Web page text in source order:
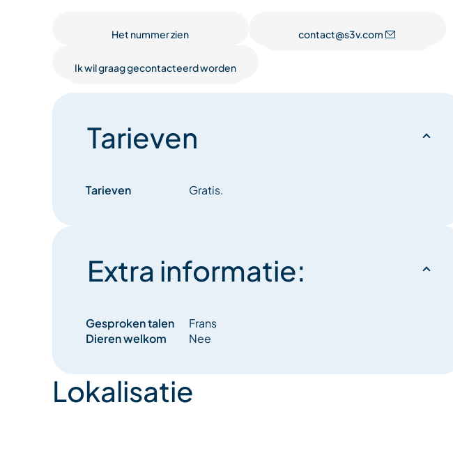
Het nummer zien contact@s3v.com
Ik wil graag gecontacteerd worden
Tarieven
Tarieven Gratis.
Extra informatie:
Gesproken talen
Frans
Dieren welkom
Nee
Lokalisatie